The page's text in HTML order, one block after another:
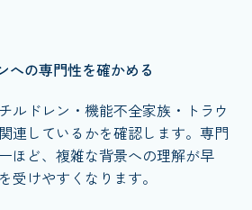
への専門性を確かめる
ルドレン・機能不全家族・トラウ
連しているかを確認します。専門
ほど、複雑な背景への理解が早
受けやすくなります。